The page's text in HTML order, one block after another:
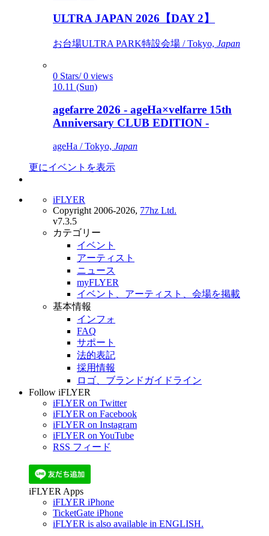
ULTRA JAPAN 2026【DAY 2】
お台場ULTRA PARK特設会場 / Tokyo, Japan
0 Stars/ 0 views
10.11 (Sun)
agefarre 2026 - ageHa×velfarre 15th
Anniversary CLUB EDITION -
ageHa / Tokyo, Japan
更にイベントを表示
iFLYER
Copyright 2006-2026, 77hz Ltd.
v7.3.5
カテゴリー
イベント
アーティスト
ニュース
myFLYER
イベント、アーティスト、会場を掲載
基本情報
インフォ
FAQ
サポート
法的表記
採用情報
ロゴ、ブランドガイドライン
Follow iFLYER
iFLYER on Twitter
iFLYER on Facebook
iFLYER on Instagram
iFLYER on YouTube
RSS フィード
iFLYER Apps
iFLYER iPhone
TicketGate iPhone
iFLYER is also available in ENGLISH.